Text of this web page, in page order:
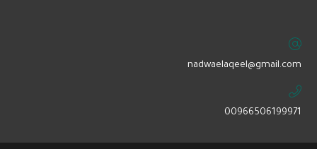
‏nadwaelaqeel@gmail.com
00966506199971